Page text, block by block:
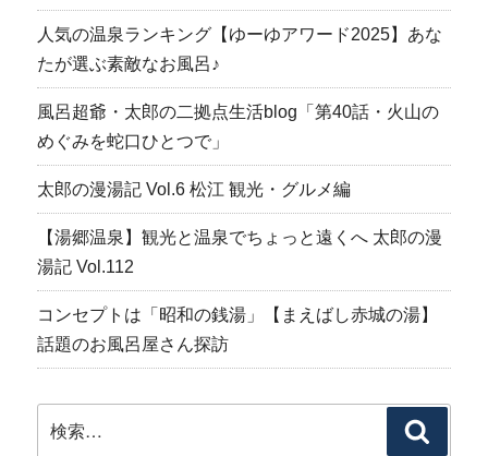
人気の温泉ランキング【ゆーゆアワード2025】あな
たが選ぶ素敵なお風呂♪
風呂超爺・太郎の二拠点生活blog「第40話・火山の
めぐみを蛇口ひとつで」
太郎の漫湯記 Vol.6 松江 観光・グルメ編
【湯郷温泉】観光と温泉でちょっと遠くへ 太郎の漫
湯記 Vol.112
コンセプトは「昭和の銭湯」【まえばし赤城の湯】
話題のお風呂屋さん探訪